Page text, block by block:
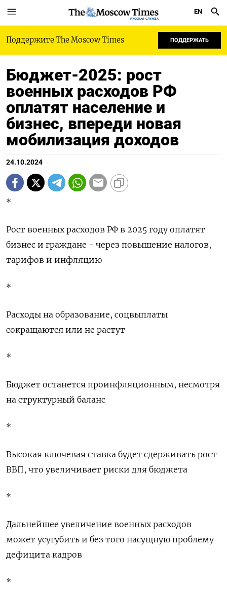
РУССКАЯ СЛУЖБА
EN
Поддержите The Moscow Times ПОДДЕРЖАТЬ
Бюджет-2025: рост
военных расходов РФ
оплатят население и
бизнес, впереди новая
мобилизация доходов
24.10.2024
*
Рост военных расходов РФ в 2025 году оплатят
бизнес и граждане - через повышение налогов,
тарифов и инфляцию
*
Расходы на образование, соцвыплаты
сокращаются или не растут
*
Бюджет останется проинфляционным, несмотря
на структурный баланс
*
Высокая ключевая ставка будет сдерживать рост
ВВП, что увеличивает риски для бюджета
*
Дальнейшее увеличение военных расходов
может усугубить и без того насущную проблему
дефицита кадров
*